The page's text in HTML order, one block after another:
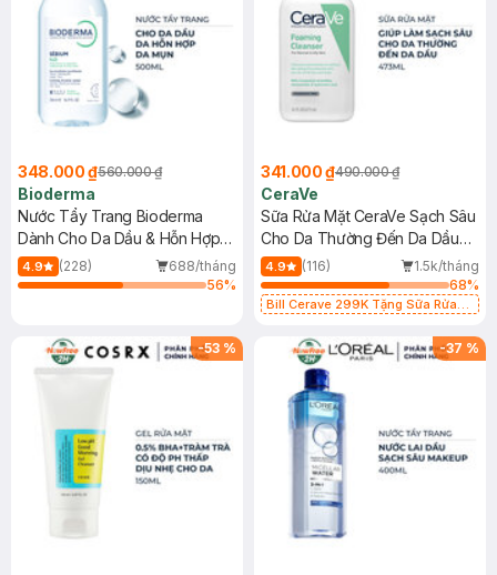
348.000 ₫560.000 ₫
Bioderma
Nước Tẩy Trang Bioderma
Dành Cho Da Dầu & Hỗn Hợp
500ml
4.9 (228)
688/tháng
56%
341.000 ₫490.000 ₫
CeraVe
Sữa Rửa Mặt CeraVe Sạch Sâu
Cho Da Thường Đến Da Dầu
473ml
4.9 (116)
1.5k/tháng
68%
Bill Cerave 299K Tặng Sữa Rửa
-53 % -37 %